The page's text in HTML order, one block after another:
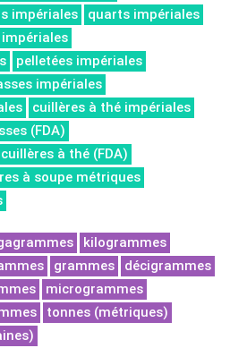
impériales
quarts impériales
pelletées impériales
impériales
cuillères à thé impériales
(FDA)
cuillères à thé (FDA)
à soupe métriques
kilogrammes
grammes
décigrammes
microgrammes
tonnes (métriques)